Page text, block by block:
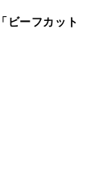
ビーフカット